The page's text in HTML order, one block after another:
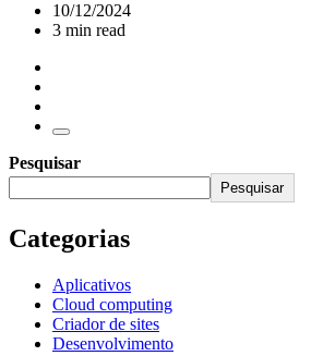
10/12/2024
3 min read
Pesquisar
Pesquisar
Categorias
Aplicativos
Cloud computing
Criador de sites
Desenvolvimento